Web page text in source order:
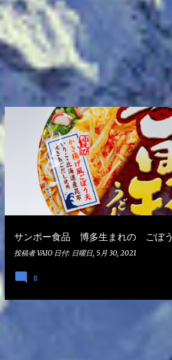
サンポー食品 博多生まれの ごぼ
投稿者VAIO 日付: 日曜日, 5月 30, 2021
0